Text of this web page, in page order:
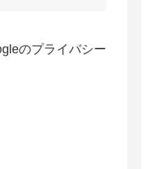
のプライバシー